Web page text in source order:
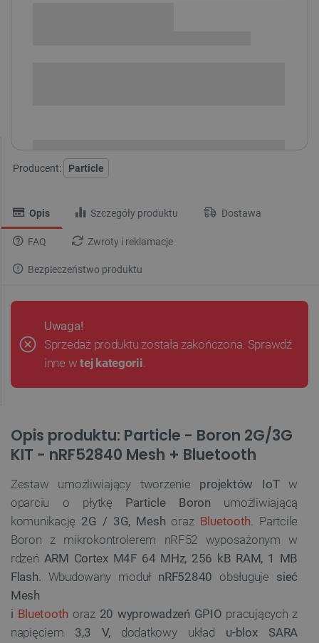
Producent: Particle
Opis Szczegóły produktu Dostawa
FAQ Zwroty i reklamacje
Bezpieczeństwo produktu
Uwaga!
Sprzedaż produktu została zakończona. Sprawdź
inne wtej kategorii.
Opis produktu: Particle - Boron 2G/3G
KIT - nRF52840 Mesh + Bluetooth
Zestaw umożliwiający tworzenie projektów IoTw
oparciu o płytkę Particle Boron umożliwiającą
komunikację 2G / 3G, Mesh oraz Bluetooth. Partcile
Boron z mikrokontrolerem nRF52 wyposażonym w
rdzeń ARM Cortex M4F 64 MHz, 256 kB RAM, 1 MB
Flash. Wbudowany moduł nRF52840 obsługuje sieć
Mesh
i Bluetooth oraz 20 wyprowadzeń GPIO pracujących z
napięciem 3,3 V, dodatkowy układ u-blox SARA